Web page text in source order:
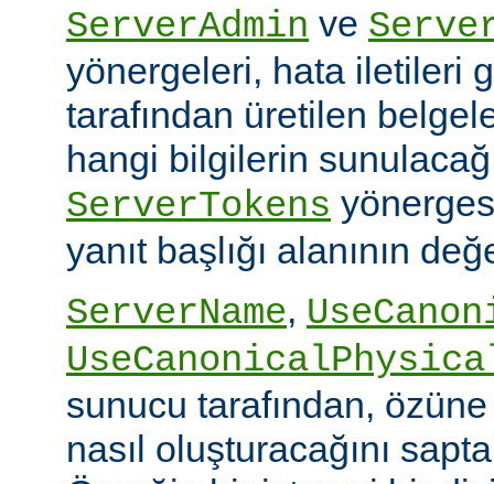
ServerAdmin ve
yönergeleri, hata iletileri
tarafından üretilen
hangi bilgilerin
ServerTokens
yanıt başlığı alanının
ServerName,
sunucu tarafından,
nasıl oluşturacağını